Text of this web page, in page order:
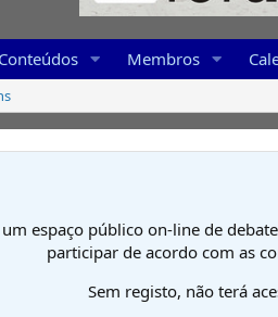
Membros
espaço público on-line de
participar de acordo com as
Sem registo, não terá